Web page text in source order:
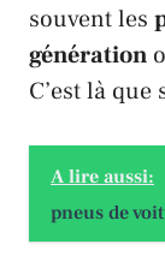
souvent les
génération
C’est là
A lire aussi:
pneus de